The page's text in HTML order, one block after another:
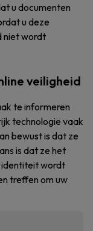
u documenten
u deze
niet wordt
veiligheid
te informeren
technologie vaak
bewust is dat ze
is dat ze het
identiteit wordt
treffen om uw